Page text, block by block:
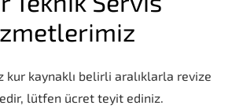
kur kaynaklı belirli aralıklarla revize
lütfen ücret teyit ediniz.